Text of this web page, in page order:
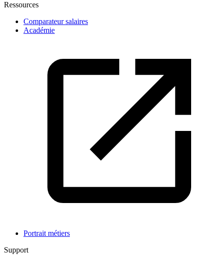
Ressources
Comparateur salaires
Académie
Portrait métiers
Support